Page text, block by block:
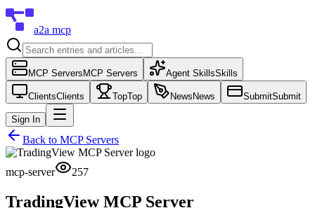
a2a mcp
MCP Servers MCP Servers Agent SkillsSkills
ClientsClients TopTop News News SubmitSubmit
Sign In
Back to MCP Servers
mcp-server 257
TradingView MCP Server